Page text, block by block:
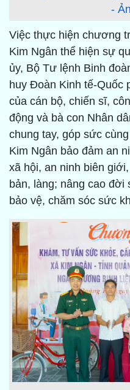
-
Việc thực hiện chương
Kim Ngân thể hiện sự
ủy, Bộ Tư lệnh Binh
huy Đoàn Kinh tế-Quốc
của cán bộ, chiến sĩ,
động và bà con Nhân
chung tay, góp sức
Kim Ngân bảo đảm an
xã hội, an ninh biên
bản, làng; nâng cao đời
bảo vệ, chăm sóc sức